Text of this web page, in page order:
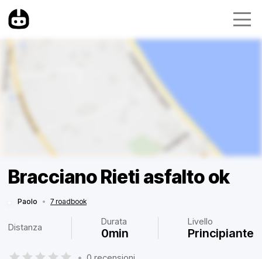
Bracciano Rieti asfalto ok
Paolo • 7 roadbook
Distanza
Durata
0min
Livello
Principiante